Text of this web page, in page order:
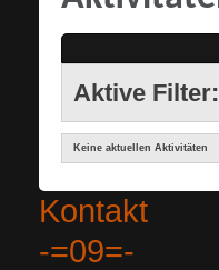
Aktive Filter:
Keine aktuellen Aktivitäten
Kontakt
-=09=-